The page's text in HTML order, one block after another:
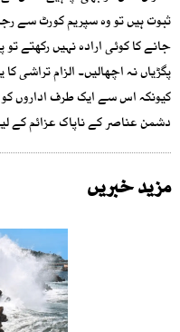
ثبوت ہیں تو وہ سپریم کورٹ سے
جانے کا کوئی ارادہ نہیں رکھتے
پگڑیاں نہ اچھالیں۔ الزام تراشی
کیونکہ اس سے ایک طرف اداروں
دشمن عناصر کے ناپاک عزائم کے
مزید خبریں